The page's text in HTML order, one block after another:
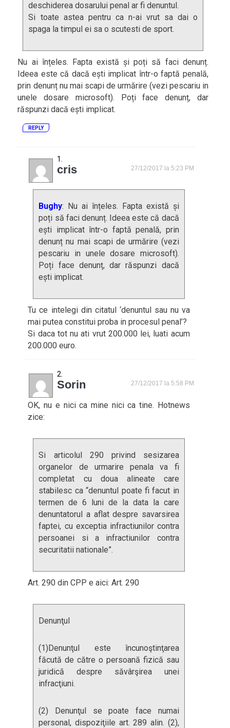
deschiderea dosarului penal ar fi denuntul.
Si toate astea pentru ca n-ai vrut sa dai o
spaga la timpul ei sa o scutesti de sport.
Nu ai înțeles. Fapta există și poți să faci denunț.
Ideea este că dacă ești implicat într-o faptă penală,
prin denunț nu mai scapi de urmărire (vezi pescariu in
unele dosare microsoft). Poți face denunț, dar
răspunzi dacă ești implicat.
REPLY
cris 27/12/2017 la 5:23 PM
Bughy: Nu ai înțeles. Fapta există și
poți să faci denunț. Ideea este că dacă
ești implicat într-o faptă penală, prin
denunț nu mai scapi de urmărire (vezi
pescariu in unele dosare microsoft).
Poți face denunț, dar răspunzi dacă
ești implicat.
Tu ce intelegi din citatul ‘denuntul sau nu va
mai putea constitui proba in procesul penal’?
Si daca tot nu ati vrut 200.000 lei, luati acum
200.000 euro.
Sorin 27/12/2017 la 5:58 PM
OK, nu e nici ca mine nici ca tine. Hotnews
zice:
Si articolul 290 privind sesizarea
organelor de urmarire penala va fi
completat cu doua alineate care
stabilesc ca “denuntul poate fi facut in
termen de 6 luni de la data la care
denuntatorul a aflat despre savarsirea
faptei, cu exceptia infractiunilor contra
persoanei si a infractiunilor contra
securitatii nationale”.
Art. 290 din CPP e aici: Art. 290
Denunţul
(1)Denunţul este încunoştinţarea
făcută de către o persoană fizică sau
juridică despre săvârşirea unei
infracţiuni.
(2) Denunţul se poate face numai
personal, dispoziţiile art. 289 alin. (2),